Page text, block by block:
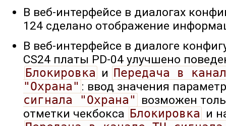
В веб-интерфейсе в диалогах
124 сделано отображение
В веб-интерфейсе в диалоге
CS24 платы PD-04 улучшено
Блокировка и Передача в
"Охрана" : ввод значения
сигнала "Охрана"
возможен
отметки чекбокса Блокировка и